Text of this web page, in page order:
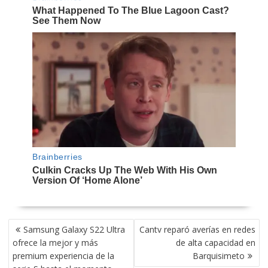
NAVEGACIÓN
DE
ENTRADAS
Samsung Galaxy S22 Ultra
ofrece la mejor y más
premium experiencia de la
Cantv reparó averías en redes
de alta capacidad en
Barquisimeto